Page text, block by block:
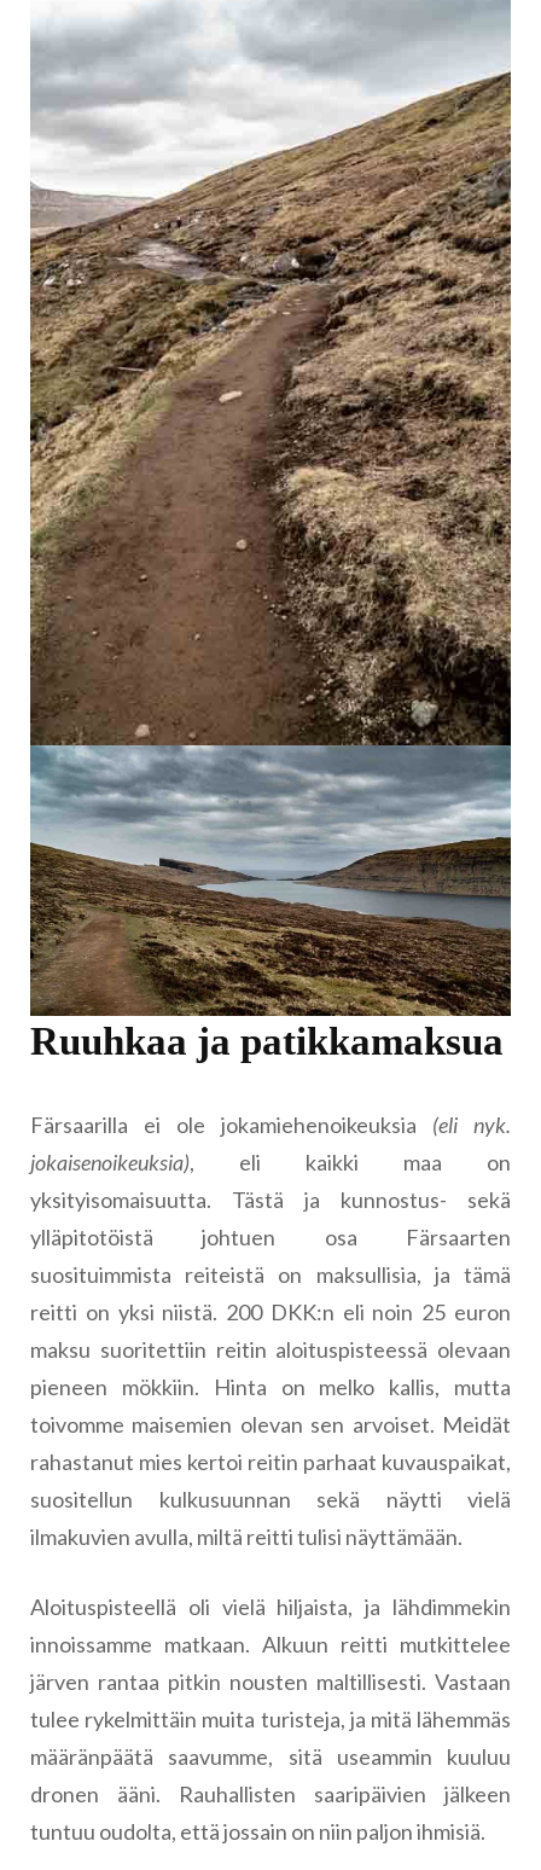
Ruuhkaa ja patikkamaksua
Färsaarilla ei ole jokamiehenoikeuksia (eli nyk.
jokaisenoikeuksia), eli kaikki maa on
yksityisomaisuutta. Tästä ja kunnostus- sekä
ylläpitotöistä johtuen osa Färsaarten
suosituimmista reiteistä on maksullisia, ja tämä
reitti on yksi niistä. 200 DKK:n eli noin 25 euron
maksu suoritettiin reitin aloituspisteessä olevaan
pieneen mökkiin. Hinta on melko kallis, mutta
toivomme maisemien olevan sen arvoiset. Meidät
rahastanut mies kertoi reitin parhaat kuvauspaikat,
suositellun kulkusuunnan sekä näytti vielä
ilmakuvien avulla, miltä reitti tulisi näyttämään.
Aloituspisteellä oli vielä hiljaista, ja lähdimmekin
innoissamme matkaan. Alkuun reitti mutkittelee
järven rantaa pitkin nousten maltillisesti. Vastaan
tulee rykelmittäin muita turisteja, ja mitä lähemmäs
määränpäätä saavumme, sitä useammin kuuluu
dronen ääni. Rauhallisten saaripäivien jälkeen
tuntuu oudolta, että jossain on niin paljon ihmisiä.